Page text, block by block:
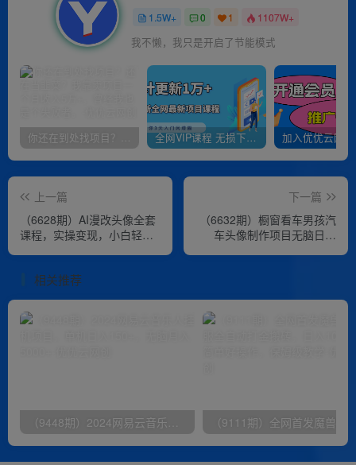
1.5W+ 0 1 1107W+
我不懒，我只是开启了节能模式
你还在到处找项目？还在当韭菜？我靠卖项目一个月收入5万+，曾经我也是个失败者。 全网VIP课程 无损下载~
上一篇
（6628期）AI漫改头像全套
课程，实操变现，小白轻轻
下一篇
（6632期）橱窗看车男孩汽
车头像制作项目无脑日赚
相关推荐